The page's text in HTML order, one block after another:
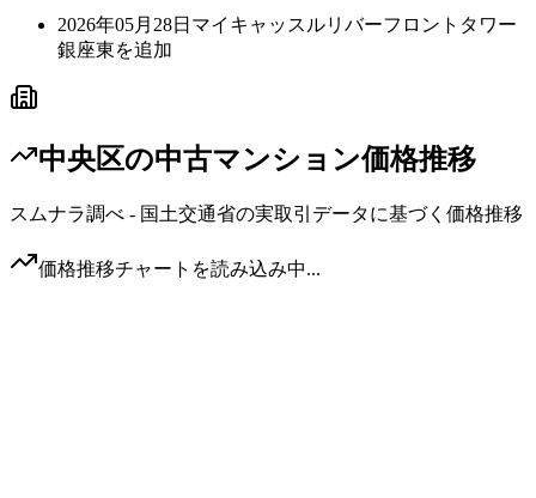
2026年05月28日 マイキャッスルリバーフロントタワー
銀座東を追加
中央区の中古マンション価格推移
スムナラ調べ - 国土交通省の実取引データに基づく価格推移
価格推移チャートを読み込み中...